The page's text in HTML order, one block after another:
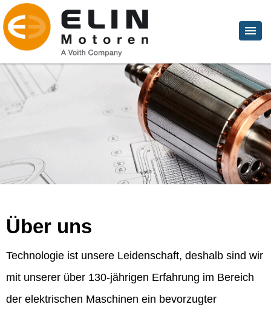
Über uns
Technologie ist unsere Leidenschaft, deshalb sind wir
mit unserer über 130-jährigen Erfahrung im Bereich
der elektrischen Maschinen ein bevorzugter